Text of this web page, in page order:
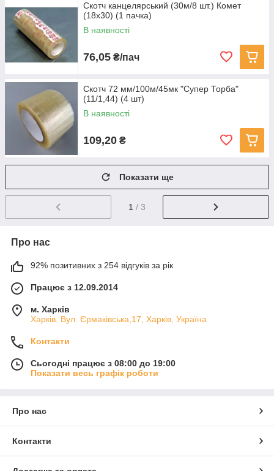
Скотч канцелярський (30м/8 шт.) Комет
(18х30) (1 пачка)
В наявності
76,05 ₴/пач
Скотч 72 мм/100м/45мк "Супер Торба"
(11/1,44) (4 шт)
В наявності
109,20 ₴
Показати ще
1 / 3
Про нас
92% позитивних з 254 відгуків за рік
Працює з 12.09.2014
м. Харків
Харків. Вул. Єрмаківська,17, Харків, Україна
Контакти
Сьогодні працює з 08:00 до 19:00
Показати весь графік роботи
Про нас
Контакти